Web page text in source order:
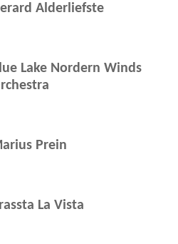
Alderliefste
Lake Nordern Winds
Prein
La Vista